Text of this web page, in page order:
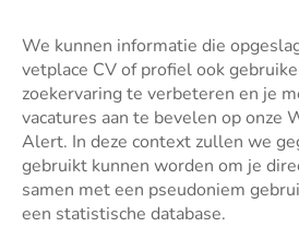
We kunnen informatie die
vetplace CV of profiel ook
zoekervaring te verbeteren en je
vacatures aan te bevelen op onze
Alert. In deze context zullen we
gebruikt kunnen worden om je
samen met een pseudoniem
een statistische database.